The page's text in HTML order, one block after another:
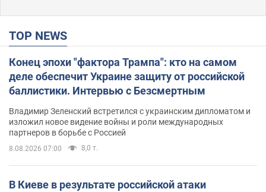
TOP NEWS
Конец эпохи "фактора Трампа": кто на самом
деле обеспечит Украине защиту от российской
баллистики. Интервью с Безсмертным
Владимир Зеленский встретился с украинским дипломатом и
изложил новое видение войны и роли международных
партнеров в борьбе с Россией
8.08.2026 07:00 8,0 т.
В Киеве в результате российской атаки